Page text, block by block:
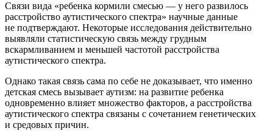
Связи вида «ребенка кормили смесью — у него развилось
расстройство аутистического спектра» научные данные
не подтверждают. Некоторые исследования действительно
выявляли статистическую связь между грудным
вскармливанием и меньшей частотой расстройства
аутистического спектра.
Однако такая связь сама по себе не доказывает, что именно
детская смесь вызывает аутизм: на развитие ребенка
одновременно влияет множество факторов, а расстройства
аутистического спектра связаны с сочетанием генетических
и средовых причин.